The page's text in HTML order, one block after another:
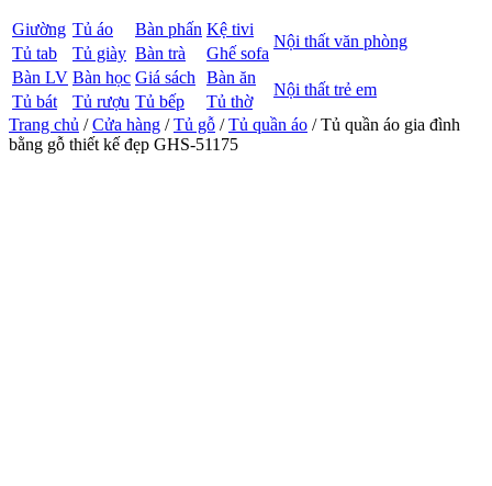
Giường Tủ áo Bàn phấn Kệ tivi
Nội thất văn phòng
Tủ tab Tủ giày Bàn trà
Ghế sofa
Bàn LV Bàn học Giá sách Bàn ăn
Nội thất trẻ em
Tủ bát Tủ rượu Tủ bếp
Tủ thờ
Trang chủ /Cửa hàng /Tủ gỗ /Tủ quần áo / Tủ quần áo gia đình
bằng gỗ thiết kế đẹp GHS-51175